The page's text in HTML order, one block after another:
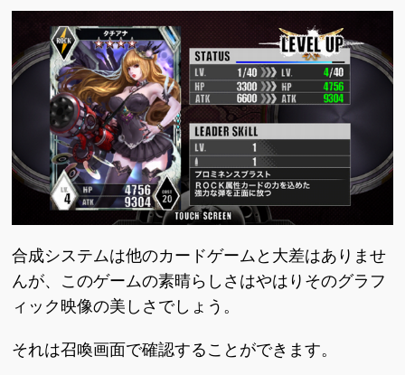
合成システムは他のカードゲームと大差はありませ
んが、このゲームの素晴らしさはやはりそのグラフ
ィック映像の美しさでしょう。
それは召喚画面で確認することができます。